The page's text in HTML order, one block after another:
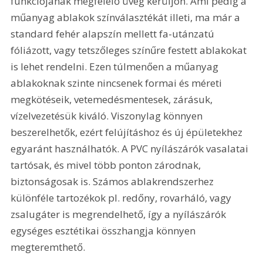
műanyag ablakok színválasztékát illeti, ma már a
standard fehér alapszín mellett fa-utánzatú
fóliázott, vagy tetszőleges színűre festett ablakokat
is lehet rendelni. Ezen túlmenően a műanyag
ablakoknak szinte nincsenek formai és méreti
megkötéseik, vetemedésmentesek, zárásuk,
vízelvezetésük kiváló. Viszonylag könnyen
beszerelhetők, ezért felújításhoz és új épületekhez
egyaránt használhatók. A PVC nyílászárók vasalatai
tartósak, és mivel több ponton zárodnak,
biztonságosak is. Számos ablakrendszerhez
különféle tartozékok pl. redőny, rovarháló, vagy
zsalugáter is megrendelhető, így a nyílászárók
egységes esztétikai összhangja könnyen
megteremthető.